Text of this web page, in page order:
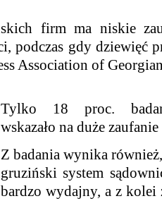
firm ma niskie
podczas gdy dziewięć
Association of
Tylko 18 proc.
wskazało na duże
Z badania wynika
gruziński system
bardzo wydajny, a z kolei